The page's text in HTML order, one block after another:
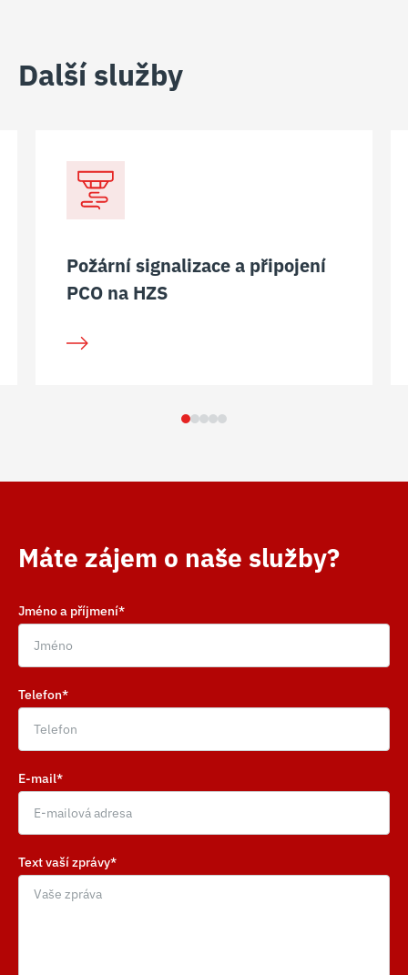
Další služby
Požární signalizace a připojení
PCO na HZS
Máte zájem o naše služby?
Jméno a příjmení*
Telefon*
E-mail*
Text vaší zprávy*